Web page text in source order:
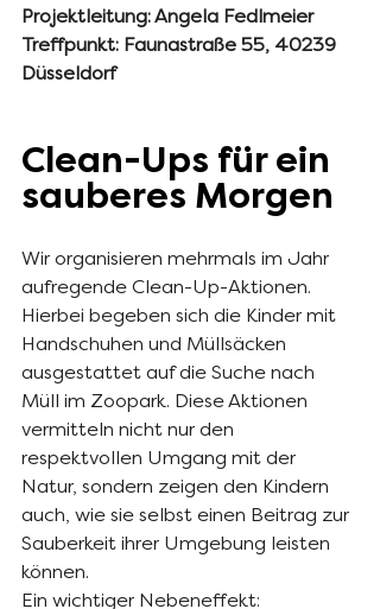
Projektleitung: Angela Fedlmeier
Treffpunkt: Faunastraße 55, 40239
Düsseldorf
Clean-Ups für ein
sauberes Morgen
Wir organisieren mehrmals im Jahr
aufregende Clean-Up-Aktionen.
Hierbei begeben sich die Kinder mit
Handschuhen und Müllsäcken
ausgestattet auf die Suche nach
Müll im Zoopark. Diese Aktionen
vermitteln nicht nur den
respektvollen Umgang mit der
Natur, sondern zeigen den Kindern
auch, wie sie selbst einen Beitrag zur
Sauberkeit ihrer Umgebung leisten
können.
Ein wichtiger Nebeneffekt: